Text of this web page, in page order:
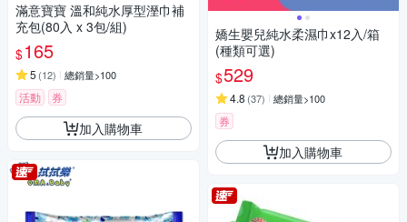
滿意寶寶 溫和純水厚型溼巾補
充包(80入 x 3包/組)
$165
5 (12) 總銷量>100
活動 券
加入購物車
嬌生嬰兒純水柔濕巾x12入/箱
(種類可選)
$529
4.8 (37) 總銷量>100
券
加入購物車